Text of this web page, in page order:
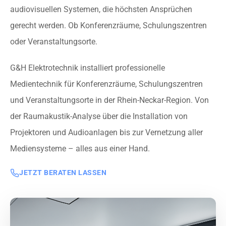
audiovisuellen Systemen, die höchsten Ansprüchen
gerecht werden. Ob Konferenzräume, Schulungszentren
oder Veranstaltungsorte.
G&H Elektrotechnik installiert professionelle
Medientechnik für Konferenzräume, Schulungszentren
und Veranstaltungsorte in der Rhein-Neckar-Region. Von
der Raumakustik-Analyse über die Installation von
Projektoren und Audioanlagen bis zur Vernetzung aller
Mediensysteme – alles aus einer Hand.
JETZT BERATEN LASSEN